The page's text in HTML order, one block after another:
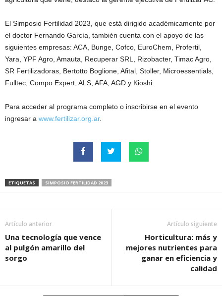
El Simposio Fertilidad 2023, que está dirigido académicamente por
el doctor Fernando García, también cuenta con el apoyo de las
siguientes empresas: ACA, Bunge, Cofco, EuroChem, Profertil,
Yara, YPF Agro, Amauta, Recuperar SRL, Rizobacter, Timac Agro,
SR Fertilizadoras, Bertotto Boglione, Afital, Stoller, Microessentials,
Fulltec, Compo Expert, ALS, AFA, AGD y Kioshi.
Para acceder al programa completo o inscribirse en el evento
ingresar a www.fertilizar.org.ar.
ETIQUETAS SIMPOSIO FERTILIDAD 2023
Artículo anterior
Una tecnología que vence
al pulgón amarillo del
sorgo
Artículo siguiente
Horticultura: más y
mejores nutrientes para
ganar en eficiencia y
calidad